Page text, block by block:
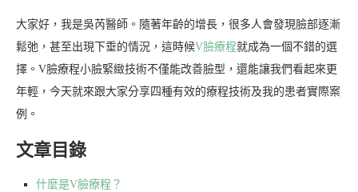
大家好，我是吳芮醫師。隨著年齡的增長，很多人會發現臉部逐漸
鬆弛，甚至出現下垂的情況，這時候V臉療程就成為一個不錯的選
擇。V臉療程小臉緊緻技術不僅能改善臉型，還能讓我們看起來更
年輕，今天就來跟大家分享四種有效的療程技術及我的患者實際案
例。
文章目錄
什麼是V臉療程？